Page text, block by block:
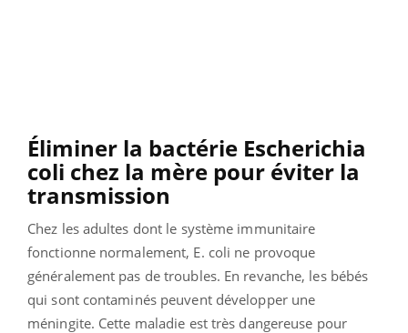
Éliminer la bactérie Escherichia
coli chez la mère pour éviter la
transmission
Chez les adultes dont le système immunitaire
fonctionne normalement, E. coli ne provoque
généralement pas de troubles. En revanche, les bébés
qui sont contaminés peuvent développer une
méningite. Cette maladie est très dangereuse pour